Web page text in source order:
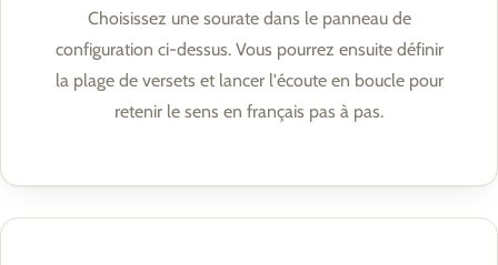
Choisissez une sourate dans le panneau de
configuration ci-dessus. Vous pourrez ensuite définir
la plage de versets et lancer l'écoute en boucle pour
retenir le sens en français pas à pas.